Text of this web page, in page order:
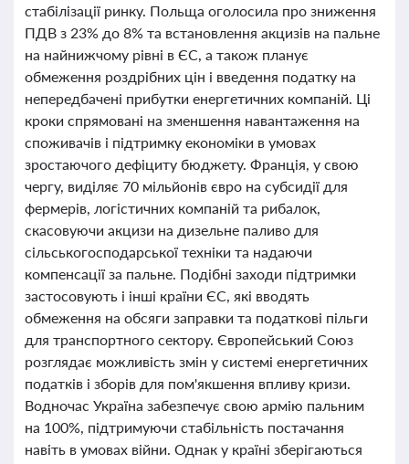
стабілізації ринку. Польща оголосила про зниження
ПДВ з 23% до 8% та встановлення акцизів на пальне
на найнижчому рівні в ЄС, а також планує
обмеження роздрібних цін і введення податку на
непередбачені прибутки енергетичних компаній. Ці
кроки спрямовані на зменшення навантаження на
споживачів і підтримку економіки в умовах
зростаючого дефіциту бюджету. Франція, у свою
чергу, виділяє 70 мільйонів євро на субсидії для
фермерів, логістичних компаній та рибалок,
скасовуючи акцизи на дизельне паливо для
сільськогосподарської техніки та надаючи
компенсації за пальне. Подібні заходи підтримки
застосовують і інші країни ЄС, які вводять
обмеження на обсяги заправки та податкові пільги
для транспортного сектору. Європейський Союз
розглядає можливість змін у системі енергетичних
податків і зборів для пом'якшення впливу кризи.
Водночас Україна забезпечує свою армію пальним
на 100%, підтримуючи стабільність постачання
навіть в умовах війни. Однак у країні зберігаються